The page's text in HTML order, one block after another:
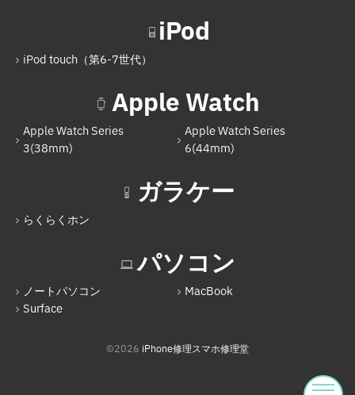
iPod touch（第6-7世代）
Apple Watch
Apple Watch Series 6(44mm)
ガラケー
ノートパソコン
iPod
iPod touch（第6-7世代）
Apple Watch
Apple Watch Series
3(38mm)
Apple Watch Series
6(44mm)
ガラケー
らくらくホン
パソコン
ノートパソコン
MacBook
Surface
©2026 iPhone修理スマホ修理堂